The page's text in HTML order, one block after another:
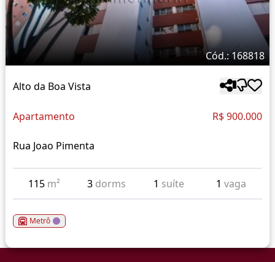
Cód.: 168818
Alto da Boa Vista
Apartamento R$ 900.000
Rua Joao Pimenta
115 m² 3 dorms 1 suíte 1 vaga
Metrô